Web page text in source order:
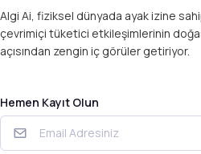
Algi Ai, fiziksel dünyada ayak izine
çevrimiçi tüketici etkileşimlerinin
açısından zengin iç görüler getiriyor.
Hemen Kayıt Olun